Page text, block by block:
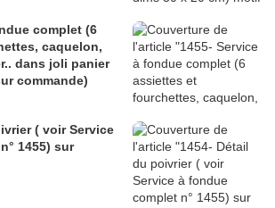
caquelon,
dans joli panier
Fr. 270.-- (sur commande)
Service
sur